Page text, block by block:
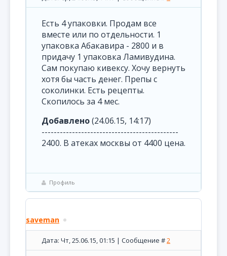
Есть 4 упаковки. Продам все
вместе или по отдельности. 1
упаковка Абакавира - 2800 и в
придачу 1 упаковка Ламивудина.
Сам покупаю кивексу. Хочу вернуть
хотя бы часть денег. Препы с
соколинки. Есть рецепты.
Скопилось за 4 мес.
Добавлено(24.06.15, 14:17)
---------------------------------------------
2400. В атеках москвы от 4400 цена.
Профиль
saveman
Дата: Чт, 25.06.15, 01:15 | Сообщение #2